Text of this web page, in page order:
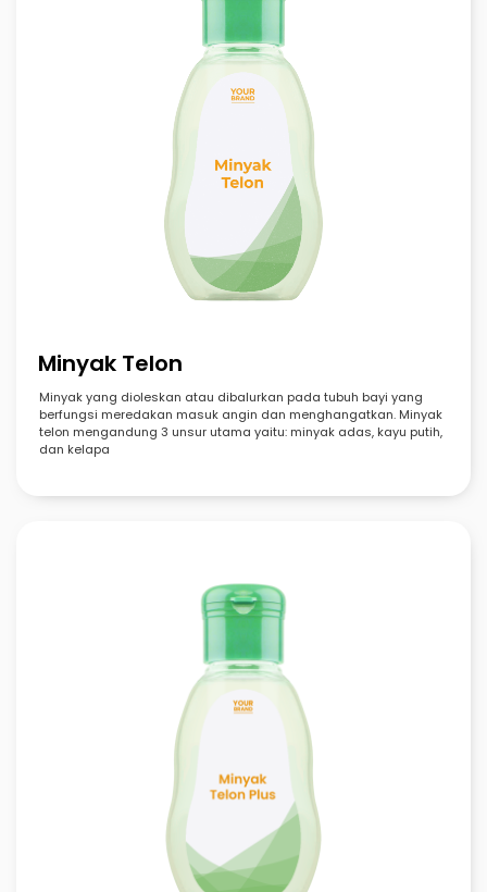
Minyak Telon
Minyak yang dioleskan atau dibalurkan pada tubuh bayi yang
berfungsi meredakan masuk angin dan menghangatkan. Minyak
telon mengandung 3 unsur utama yaitu: minyak adas, kayu putih,
dan kelapa